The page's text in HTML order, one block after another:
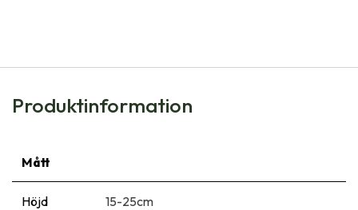
Produktinformation
Mått
Höjd 15-25cm